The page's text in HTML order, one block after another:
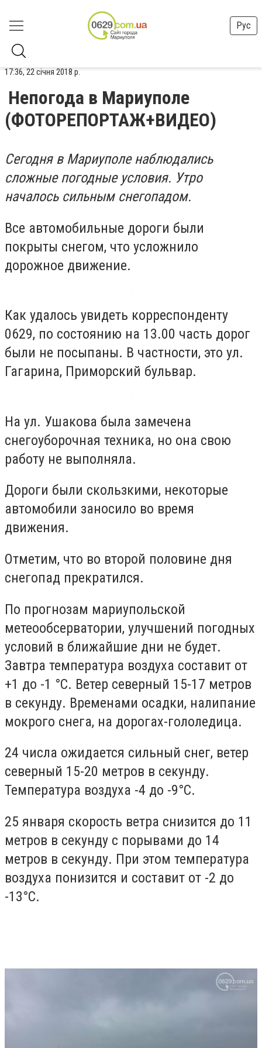
Рус
17:36, 22 січня 2018 р.
Непогода в Мариуполе
(ФОТОРЕПОРТАЖ+ВИДЕО)
Сегодня в Мариуполе наблюдались
сложные погодные условия. Утро
началось сильным снегопадом.
Все автомобильные дороги были
покрыты снегом, что усложнило
дорожное движение.
Как удалось увидеть корреспонденту
0629, по состоянию на 13.00 часть дорог
были не посыпаны. В частности, это ул.
Гагарина, Приморский бульвар.
На ул. Ушакова была замечена
снегоуборочная техника, но она свою
работу не выполняла.
Дороги были скользкими, некоторые
автомобили заносило во время
движения.
Отметим, что во второй половине дня
снегопад прекратился.
По прогнозам мариупольской
метеообсерватории, улучшений погодных
условий в ближайшие дни не будет.
Завтра температура воздуха составит от
+1 до -1 °C. Ветер северный 15-17 метров
в секунду. Временами осадки, налипание
мокрого снега, на дорогах-гололедица.
24 числа ожидается сильный снег, ветер
северный 15-20 метров в секунду.
Температура воздуха -4 до -9°C.
25 января скорость ветра снизится до 11
метров в секунду с порывами до 14
метров в секунду. При этом температура
воздуха понизится и составит от -2 до
-13°C.